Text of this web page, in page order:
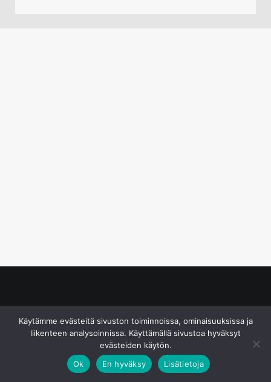
Käytämme evästeitä sivuston toiminnoissa, ominaisuuksissa ja
liikenteen analysoinnissa. Käyttämällä sivustoa hyväksyt
evästeiden käytön.
Ok
En hyväksy Lisätietoja